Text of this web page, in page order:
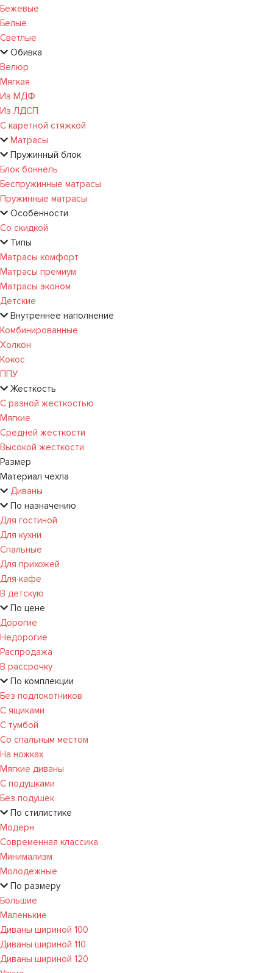
Бежевые
Белые
Светлые
Обивка
Велюр
Мягкая
Из МДФ
Из ЛДСП
С каретной стяжкой
Матрасы
Пружинный блок
Блок боннель
Беспружинные матрасы
Пружинные матрасы
Особенности
Со скидкой
Типы
Матрасы комфорт
Матрасы премиум
Матрасы эконом
Детские
Внутреннее наполнение
Комбинированные
Холкон
Кокос
ППУ
Жесткость
С разной жесткостью
Мягкие
Средней жесткости
Высокой жесткости
Размер
Материал чехла
Диваны
По назначению
Для гостиной
Для кухни
Спальные
Для прихожей
Для кафе
В детскую
По цене
Дорогие
Недорогие
Распродажа
В рассрочку
По комплекции
Без подлокотников
С ящиками
С тумбой
Со спальным местом
На ножках
Мягкие диваны
С подушками
Без подушек
По стилистике
Модерн
Современная классика
Минимализм
Молодежные
По размеру
Большие
Маленькие
Диваны шириной 100
Диваны шириной 110
Диваны шириной 120